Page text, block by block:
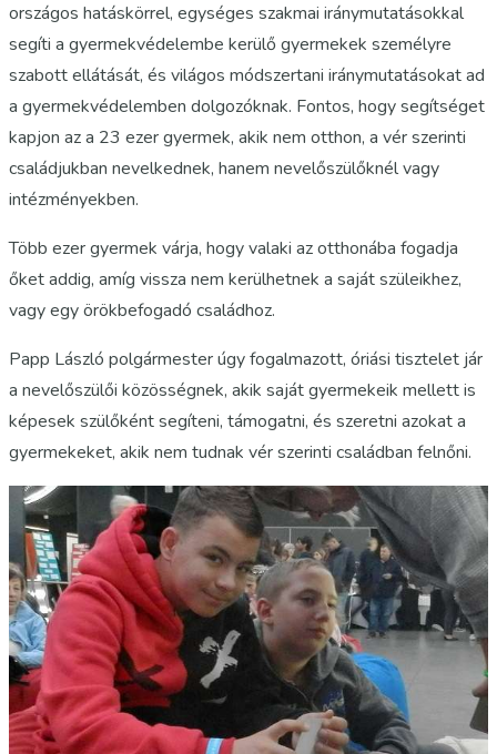
országos hatáskörrel, egységes szakmai iránymutatásokkal
segíti a gyermekvédelembe kerülő gyermekek személyre
szabott ellátását, és világos módszertani iránymutatásokat ad
a gyermekvédelemben dolgozóknak. Fontos, hogy segítséget
kapjon az a 23 ezer gyermek, akik nem otthon, a vér szerinti
családjukban nevelkednek, hanem nevelőszülőknél vagy
intézményekben.
Több ezer gyermek várja, hogy valaki az otthonába fogadja
őket addig, amíg vissza nem kerülhetnek a saját szüleikhez,
vagy egy örökbefogadó családhoz.
Papp László polgármester úgy fogalmazott, óriási tisztelet jár
a nevelőszülői közösségnek, akik saját gyermekeik mellett is
képesek szülőként segíteni, támogatni, és szeretni azokat a
gyermekeket, akik nem tudnak vér szerinti családban felnőni.